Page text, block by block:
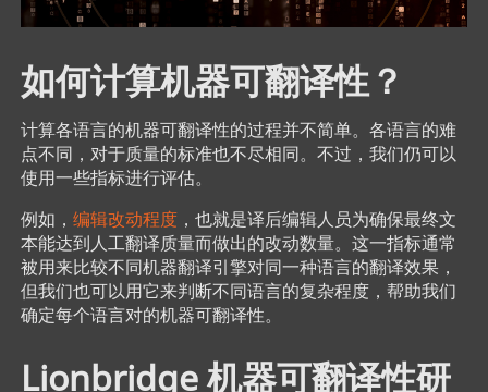
如何计算机器可翻译性？
计算各语言的机器可翻译性的过程并不简单。各语言的难
点不同，对于质量的标准也不尽相同。不过，我们仍可以
使用一些指标进行评估。
例如， 编辑改动程度，也就是译后编辑人员为确保最终文
本能达到人工翻译质量而做出的改动数量。这一指标通常
被用来比较不同机器翻译引擎对同一种语言的翻译效果，
但我们也可以用它来判断不同语言的复杂程度，帮助我们
确定每个语言对的机器可翻译性。
Lionbridge 机器可翻译性研